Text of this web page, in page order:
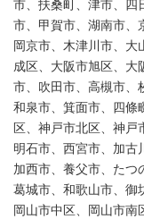
市、扶桑町、津市、四
市、甲賀市、湖南市、
岡京市、木津川市、大
成区、大阪市旭区、大
市、吹田市、高槻市、
和泉市、箕面市、四條
区、神戸市北区、神戸
明石市、西宮市、加古
加西市、養父市、たつ
葛城市、和歌山市、御
岡山市中区、岡山市南